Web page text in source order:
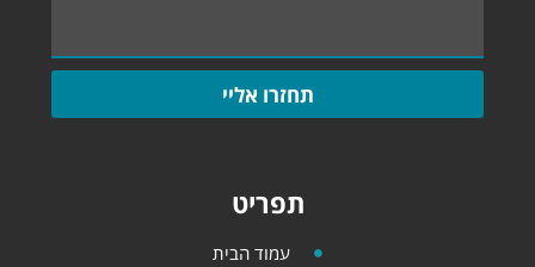
תחזרו אליי
תפריט
עמוד הבית